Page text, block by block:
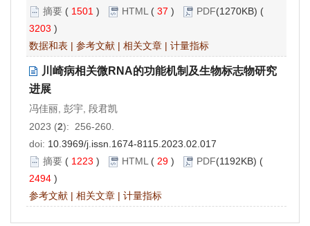
摘要 ( 1501 ) HTML ( 37 ) PDF(1270KB) (
3203 )
数据和表 | 参考文献 | 相关文章 | 计量指标
川崎病相关微RNA的功能机制及生物标志物研究
进展
冯佳丽, 彭宇, 段君凯
2023 (2): 256-260.
doi: 10.3969/j.issn.1674-8115.2023.02.017
摘要 ( 1223 ) HTML ( 29 ) PDF(1192KB) (
2494 )
参考文献 | 相关文章 | 计量指标